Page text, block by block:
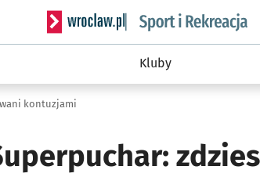
Serwis informacyjny wroclaw.pl
Kluby
kontuzjami